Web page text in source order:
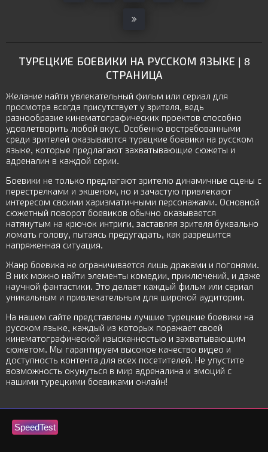
ТУРЕЦКИЕ БОЕВИКИ НА РУССКОМ ЯЗЫКЕ | 8
СТРАНИЦА
Желание найти увлекательный фильм или сериал для
просмотра всегда присутствует у зрителя, ведь
разнообразие кинематографических проектов способно
удовлетворить любой вкус. Особенно востребованными
среди зрителей оказываются турецкие боевики на русском
языке, которые предлагают захватывающие сюжеты и
адреналин в каждой серии.
Боевики не только предлагают зрителю динамичные сцены с
перестрелками и экшеном, но и зачастую привлекают
интересом своими харизматичными персонажами. Основной
сюжетный поворот боевиков обычно оказывается
натянутым на крючок интриги, заставляя зрителя буквально
ломать голову, пытаясь предугадать, как разрешится
напряженная ситуация.
Жанр боевика не ограничивается лишь драками и погонями.
В них можно найти элементы комедии, приключений, и даже
научной фантастики. Это делает каждый фильм или сериал
уникальным и привлекательным для широкой аудитории.
На нашем сайте представлены лучшие турецкие боевики на
русском языке, каждый из которых поражает своей
кинематографической изысканностью и захватывающим
сюжетом. Мы гарантируем высокое качество видео и
доступность контента для всех посетителей. Не упустите
возможность окунуться в мир адреналина и эмоций с
нашими турецкими боевиками онлайн!
SpeedTest